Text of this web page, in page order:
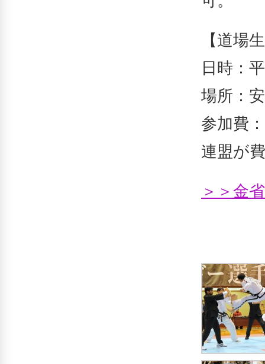
【道場
日時：
場所：
参加費
連盟が
＞＞金